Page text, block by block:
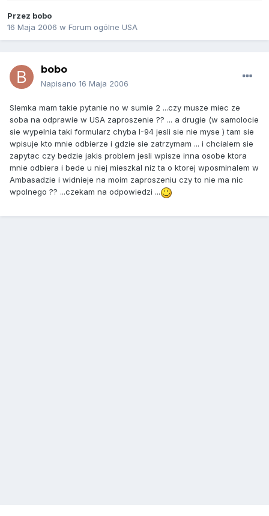
Przez bobo
16 Maja 2006 w Forum ogólne USA
bobo
Napisano 16 Maja 2006
SIemka mam takie pytanie no w sumie 2 ...czy musze miec ze
soba na odprawie w USA zaproszenie ?? ... a drugie (w samolocie
sie wypelnia taki formularz chyba I-94 jesli sie nie myse ) tam sie
wpisuje kto mnie odbierze i gdzie sie zatrzymam ... i chcialem sie
zapytac czy bedzie jakis problem jesli wpisze inna osobe ktora
mnie odbiera i bede u niej mieszkal niz ta o ktorej wposminalem w
Ambasadzie i widnieje na moim zaproszeniu czy to nie ma nic
wpolnego ?? ...czekam na odpowiedzi ...